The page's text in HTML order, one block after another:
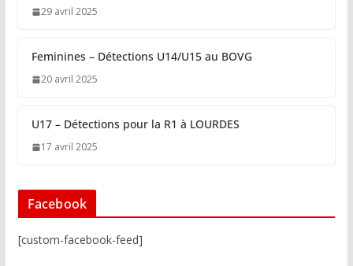
29 avril 2025
Feminines – Détections U14/U15 au BOVG
20 avril 2025
U17 – Détections pour la R1 à LOURDES
17 avril 2025
Facebook
[custom-facebook-feed]